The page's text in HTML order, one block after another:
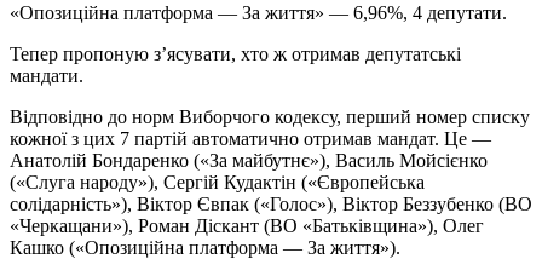
«Опозиційна платформа — За життя» — 6,96%, 4 депутати.
Тепер пропоную з’ясувати, хто ж отримав депутатські
мандати.
Відповідно до норм Виборчого кодексу, перший номер списку
кожної з цих 7 партій автоматично отримав мандат. Це —
Анатолій Бондаренко («За майбутнє»), Василь Мойсієнко
(«Слуга народу»), Сергій Кудактін («Європейська
солідарність»), Віктор Євпак («Голос»), Віктор Беззубенко (ВО
«Черкащани»), Роман Діскант (ВО «Батьківщина»), Олег
Кашко («Опозиційна платформа — За життя»).